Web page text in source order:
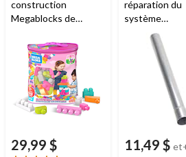
construction
Megablocks de
Builders, paq. 60, 1 an
et plus
29,99 $
réparation du
système
Nickson
11,49 $